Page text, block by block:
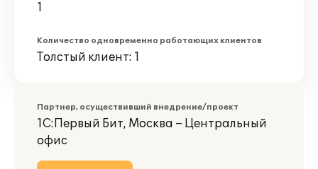
1
Количество одновременно работающих клиентов
Толстый клиент: 1
Партнер, осуществивший внедрение/проект
1С:Первый Бит, Москва – Центральный
офис